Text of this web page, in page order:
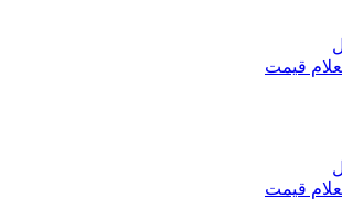
قیمت
قیمت